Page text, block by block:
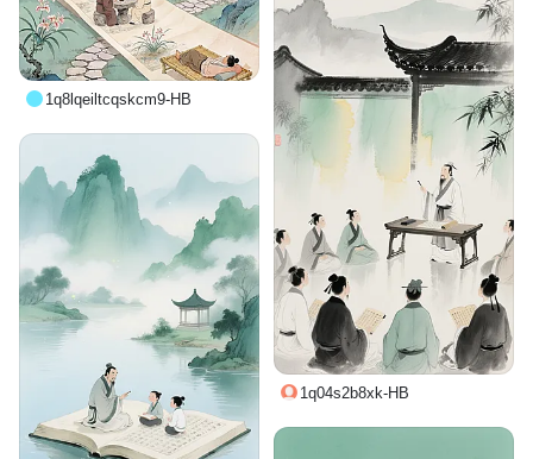
1q8lqeiltcqskcm9-HB
1q04s2b8xk-HB